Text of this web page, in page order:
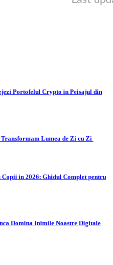
Portofelul Crypto in Peisajul din
Lumea de Zi cu Zi
in 2026: Ghidul Complet pentru
Domina Inimile Noastre Digitale